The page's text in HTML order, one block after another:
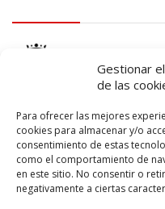
Gestionar
de las
Para ofrecer las mejores
cookies para almacenar y/o
consentimiento de estas
como el comportamiento de
en este sitio. No consentir o
negativamente a ciertas
logo SID